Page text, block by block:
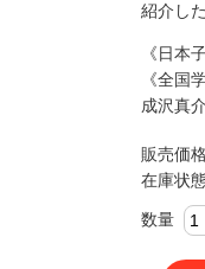
紹介し
《日本
《全国
成沢真
販売価
在庫状
数量